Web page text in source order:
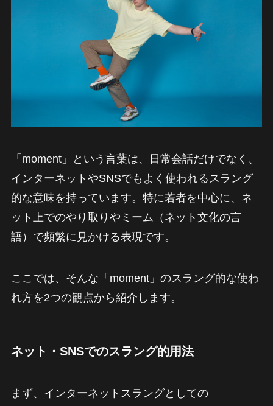
「moment」という言葉は、日常会話だけでなく、
インターネットやSNSでもよく使われるスラング
的な意味を持っています。特に若者を中心に、ネ
ット上でのやり取りやミーム（ネット文化の言
語）で頻繁に見かける表現です。
ここでは、そんな「moment」のスラング的な使わ
れ方を2つの観点から紹介します。
ネット・SNSでのスラング的用法
まず、インターネットスラングとしての